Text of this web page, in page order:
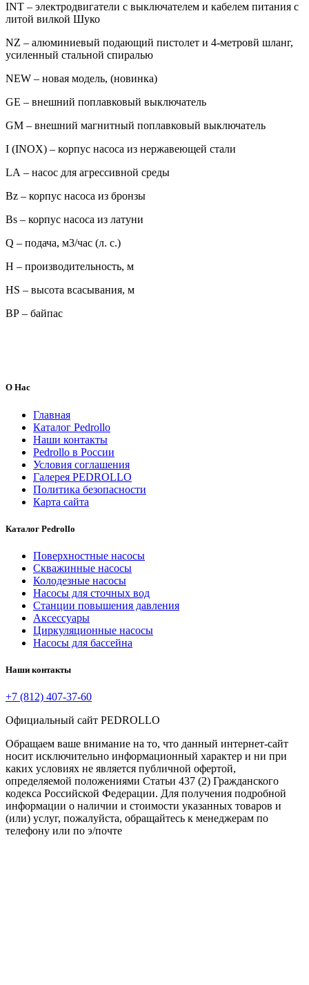
INT – электродвигатели с выключателем и кабелем питания с
литой вилкой Шуко
NZ – алюминиевый подающий пистолет и 4‑метровй шланг,
усиленный стальной спиралью
NEW – новая модель, (новинка)
GE – внешний поплавковый выключатель
GM – внешний магнитный поплавковый выключатель
I (INOX) – корпус насоса из нержавеющей стали
LA – насос для агрессивной среды
Bz – корпус насоса из бронзы
Bs – корпус насоса из латуни
Q – подача, м3/час (л. с.)
H – производительность, м
HS – высота всасывания, м
BP – байпас
О Нас
Главная
Каталог Pedrollo
Наши контакты
Pedrollo в России
Условия соглашения
Галерея PEDROLLO
Политика безопасности
Карта сайта
Каталог Pedrollo
Поверхностные насосы
Скважинные насосы
Колодезные насосы
Насосы для сточных вод
Станции повышения давления
Аксессуары
Циркуляционные насосы
Насосы для бассейна
Наши контакты
+7 (812) 407-37-60
Официальный сайт PEDROLLO
Обращаем ваше внимание на то, что данный интернет-сайт
носит исключительно информационный характер и ни при
каких условиях не является публичной офертой,
определяемой положениями Статьи 437 (2) Гражданского
кодекса Российской Федерации. Для получения подробной
информации о наличии и стоимости указанных товаров и
(или) услуг, пожалуйста, обращайтесь к менеджерам по
телефону или по э/почте